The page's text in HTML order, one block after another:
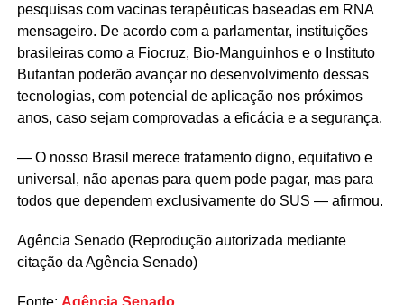
pesquisas com vacinas terapêuticas baseadas em RNA
mensageiro. De acordo com a parlamentar, instituições
brasileiras como a Fiocruz, Bio-Manguinhos e o Instituto
Butantan poderão avançar no desenvolvimento dessas
tecnologias, com potencial de aplicação nos próximos
anos, caso sejam comprovadas a eficácia e a segurança.
— O nosso Brasil merece tratamento digno, equitativo e
universal, não apenas para quem pode pagar, mas para
todos que dependem exclusivamente do SUS — afirmou.
Agência Senado (Reprodução autorizada mediante
citação da Agência Senado)
Fonte: Agência Senado